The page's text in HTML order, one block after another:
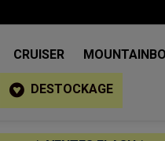
CRUISER
DESTOCKAGE